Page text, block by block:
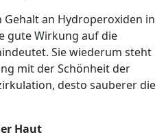
an Hydroperoxiden in
gute Wirkung auf die
Sie wiederum steht
mit der Schönheit der
desto sauberer die
Haut